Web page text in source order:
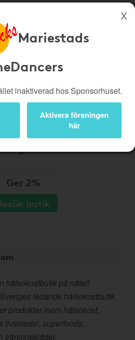
stöttar Mariestads LineDancers
Logga in
Mariestads
inaktiverad hos Sponsorhuset.
Aktivera föreningen
här
Ger 2%
butik
hälsokostbutik på nätet!
ledande hälsokostbutik
produkter inom hälsokost,
livsmedel, superfoods,
träningskläder.